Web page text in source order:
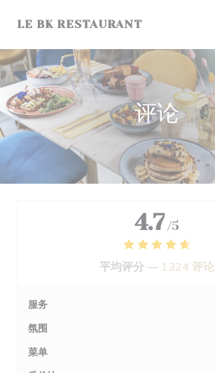
LE BK RESTAURANT
评论
4.7 /5
平均评分 — 1324 评论
服务
氛围
菜单